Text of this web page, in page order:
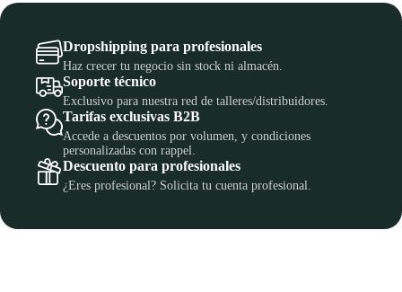
Dropshipping para profesionales
Haz crecer tu negocio sin stock ni almacén.
Soporte técnico
Exclusivo para nuestra red de talleres/distribuidores.
Tarifas exclusivas B2B
Accede a descuentos por volumen, y condiciones
personalizadas con rappel.
Descuento para profesionales
¿Eres profesional? Solicita tu cuenta profesional.